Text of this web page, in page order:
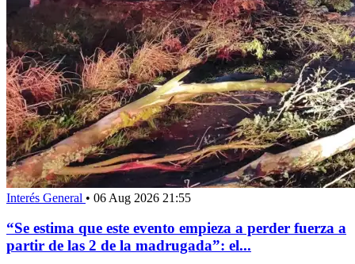
Interés General • 06 Aug 2026 21:55
“Se estima que este evento empieza a perder fuerza a
partir de las 2 de la madrugada”: el...